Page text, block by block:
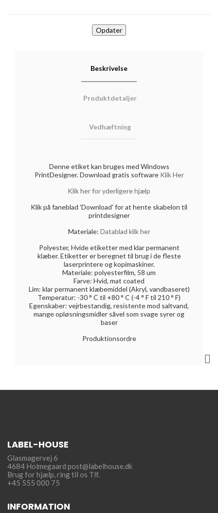
Beskrivelse
Produktdetaljer
Vedhæftning
Denne etiket kan bruges med Windows
PrintDesigner. Download gratis software Klik Her
Klik her for yderligere hjælp
Klik på faneblad 'Download' for at hente skabelon til
printdesigner
Materiale: Datablad klik her
Polyester, Hvide etiketter med klar permanent
klæber. Etiketter er beregnet til brug i de fleste
laserprintere og kopimaskiner.
Materiale: polyesterfilm, 58 um
Farve: Hvid, mat coated
Lim: klar permanent klæbemiddel (Akryl, vandbaseret)
Temperatur: -30 ° C til +80 ° C (-4 ° F til 210 ° F)
Egenskaber: vejrbestandig, resistente mod saltvand,
mange opløsningsmidler såvel som svage syrer og
baser
Produktionsordre
LABEL-HOUSE
Glasmagervej 6
4684 Holmegaard post@labelhouse.dk
Brug for hjælp,ring til os Tlf.
+45 555 000 75
INFORMATION
